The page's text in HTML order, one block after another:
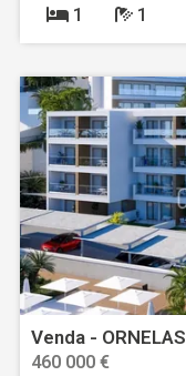
1
1
Venda -
460 000 €